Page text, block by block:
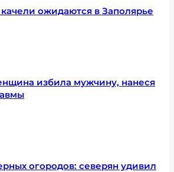
ожидаются в Заполярье
избила мужчину, нанеся
огородов: северян удивил